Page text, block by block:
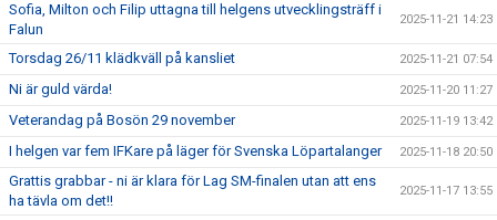
Sofia, Milton och Filip uttagna till helgens utvecklingsträff i
Falun
2025-11-21 14:23
Torsdag 26/11 klädkväll på kansliet 2025-11-21 07:54
Ni är guld värda! 2025-11-20 11:27
Veterandag på Bosön 29 november 2025-11-19 13:42
I helgen var fem IFKare på läger för Svenska Löpartalanger 2025-11-18 20:50
Grattis grabbar - ni är klara för Lag SM-finalen utan att ens
ha tävla om det!!
2025-11-17 13:55